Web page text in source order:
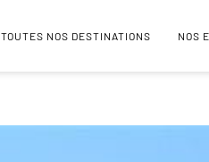
TOUTES NOS DESTINATIONS NOS